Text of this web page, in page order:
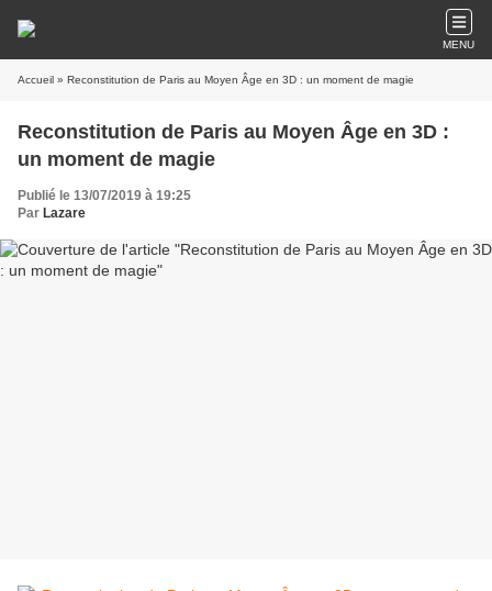
MENU
Accueil » Reconstitution de Paris au Moyen Âge en 3D : un moment de magie
Reconstitution de Paris au Moyen Âge en 3D :
un moment de magie
Publié le 13/07/2019 à 19:25
Par Lazare